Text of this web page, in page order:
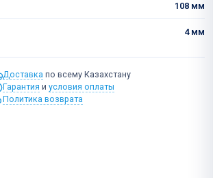
108 мм
4 мм
Доставка по всему Казахстану
Гарантия и условия оплаты
Политика возврата